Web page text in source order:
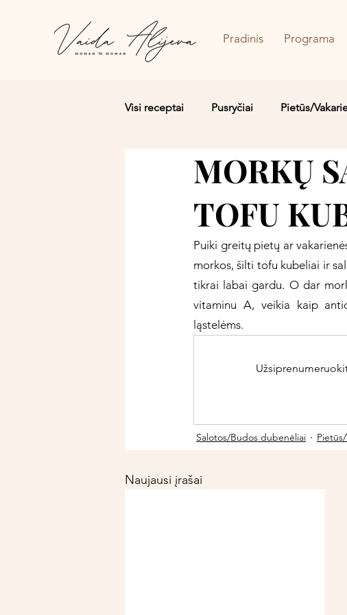
Pradinis Programa
Visi receptai Pusryčiai Pietūs/
Salotos/Budos dubenėliai
MORKŲ
TOFU
Puiki greitų pietų ar
morkos, šilti tofu kubeliai ir
tikrai labai gardu. O dar
vitaminu A, veikia kaip
ląstelėms.
Salotos/Budos dubenėliai
Naujausi įrašai